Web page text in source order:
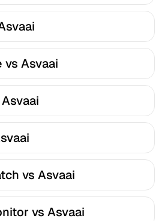
vs Asvaai
vs Asvaai
vs Asvaai